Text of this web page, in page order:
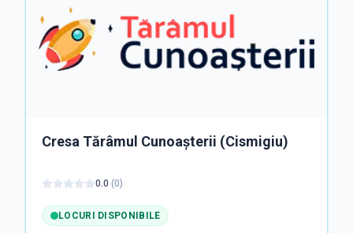
Cresa Tărâmul Cunoașterii (Cismigiu)
0.0 (0)
LOCURI DISPONIBILE